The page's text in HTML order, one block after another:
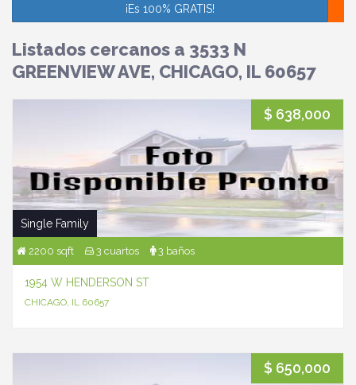
¡Es 100% GRATIS!
Listados cercanos a 3533 N
GREENVIEW AVE, CHICAGO, IL 60657
$ 638,000
Single Family
2200 sqft 3 cuartos 3 baños
1954 W HENDERSON ST
CHICAGO, IL 60657
$ 650,000